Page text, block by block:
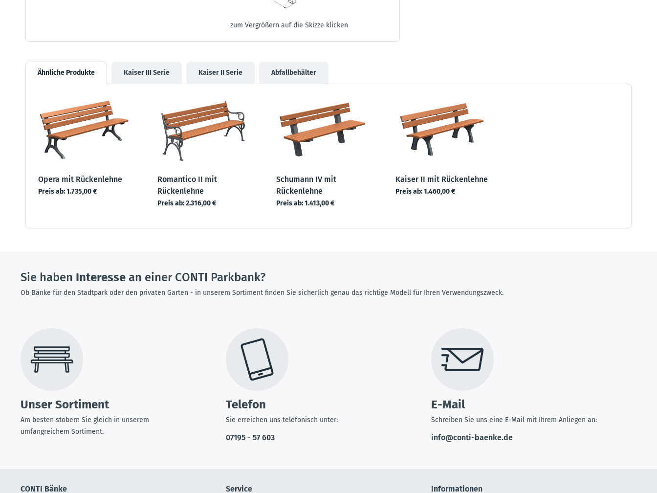
zum Vergrößern auf die Skizze klicken
Ähnliche Produkte Kaiser III Serie Kaiser II Serie Abfallbehälter
Opera mit Rückenlehne
Preis ab:1.735,00 €
Romantico II mit
Rückenlehne
Preis ab:2.316,00 €
Schumann IV mit
Rückenlehne
Preis ab:1.413,00 €
Kaiser II mit Rückenlehne
Preis ab:1.460,00 €
Sie haben Interesse an einer CONTI Parkbank?
Ob Bänke für den Stadtpark oder den privaten Garten - in unserem Sortiment finden Sie sicherlich genau das richtige Modell für Ihren Verwendungszweck.
Unser Sortiment
Am besten stöbern Sie gleich in unserem
umfangreichem Sortiment.
Telefon
Sie erreichen uns telefonisch unter:
07195 - 57 603
E-Mail
Schreiben Sie uns eine E-Mail mit Ihrem Anliegen an:
info@conti-baenke.de
CONTI Bänke Service Informationen